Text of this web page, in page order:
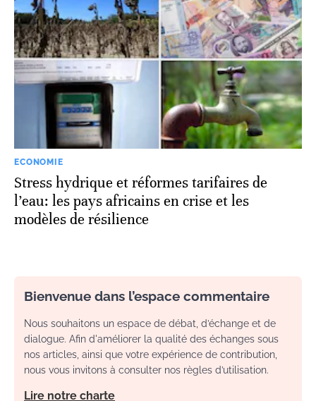
ECONOMIE
Stress hydrique et réformes tarifaires de
l’eau: les pays africains en crise et les
modèles de résilience
Bienvenue dans l’espace commentaire
Nous souhaitons un espace de débat, d’échange et de
dialogue. Afin d'améliorer la qualité des échanges sous
nos articles, ainsi que votre expérience de contribution,
nous vous invitons à consulter nos règles d’utilisation.
Lire notre charte